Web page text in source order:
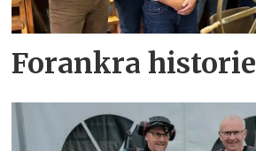
Forankra historie